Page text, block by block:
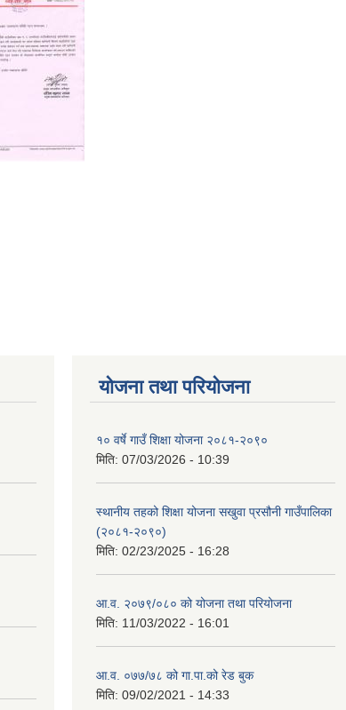
योजना तथा परियोजना
१० वर्षे गाउँ शिक्षा योजना २०८१-२०९०
मिति: 07/03/2026 - 10:39
स्थानीय तहको शिक्षा योजना सखुवा प्रसौनी गाउँपालिका
(२०८१-२०९०)
मिति: 02/23/2025 - 16:28
आ.व. २०७९/०८० को योजना तथा परियोजना
मिति: 11/03/2022 - 16:01
आ.व. ०७७/७८ को गा.पा.को रेड बुक
मिति: 09/02/2021 - 14:33